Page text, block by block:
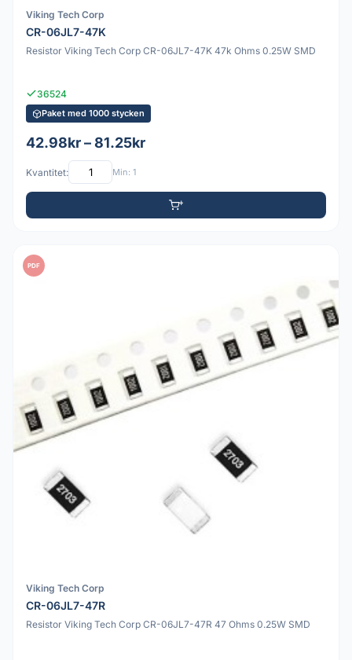
Viking Tech Corp
CR-06JL7-47K
Resistor Viking Tech Corp CR-06JL7-47K 47k Ohms 0.25W SMD
36524
Paket med 1000 stycken
42.98kr – 81.25kr
Kvantitet: Min: 1
PDF
Viking Tech Corp
CR-06JL7-47R
Resistor Viking Tech Corp CR-06JL7-47R 47 Ohms 0.25W SMD